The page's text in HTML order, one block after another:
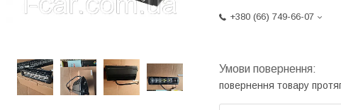
+380 (66) 749-66-07
повернення товару